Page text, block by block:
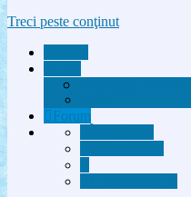
Treci peste conţinut
Forum